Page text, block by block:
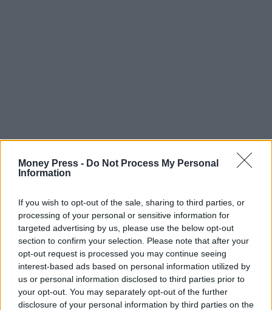
Money Press - Do Not Process My Personal
Information
If you wish to opt-out of the sale, sharing to third parties, or
processing of your personal or sensitive information for
targeted advertising by us, please use the below opt-out
section to confirm your selection. Please note that after your
opt-out request is processed you may continue seeing
interest-based ads based on personal information utilized by
us or personal information disclosed to third parties prior to
your opt-out. You may separately opt-out of the further
disclosure of your personal information by third parties on the